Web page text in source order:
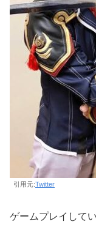
引用元:Twitter
ゲームプレイして